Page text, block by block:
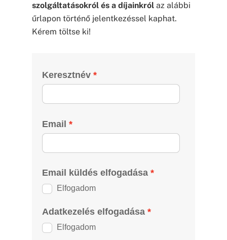
szolgáltatásokról és a díjainkrólaz alábbi
űrlapon történő jelentkezéssel kaphat.
Kérem töltse ki!
Keresztnév
Email
Email küldés elfogadása
Elfogadom
Adatkezelés elfogadása
Elfogadom